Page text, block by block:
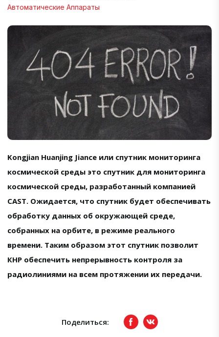
Автоматические Аппараты
Kongjian Huanjing Jiance или спутник мониторинга
космической среды это спутник для мониторинга
космической среды, разработанный компанией
CAST. Ожидается, что спутник будет обеспечивать
обработку данных об окружающей среде,
собранных на орбите, в режиме реального
времени. Таким образом этот спутник позволит
КНР обеспечить непрерывность контроля за
радиолиниями на всем протяжении их передачи.
Поделиться: FacebookвКонтакте